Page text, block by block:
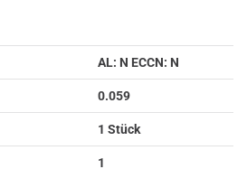
AL: N ECCN: N
0.059
1 Stück
1